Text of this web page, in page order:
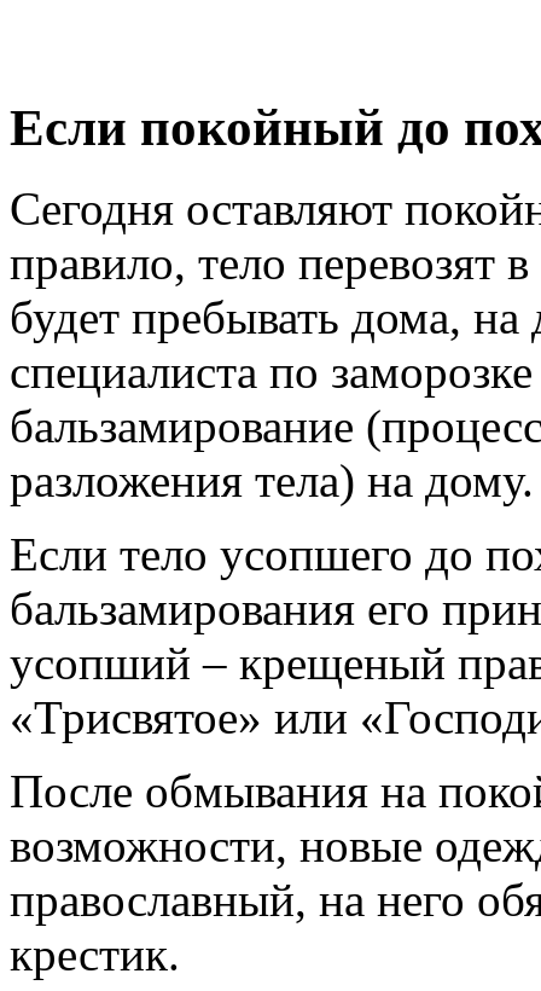
Если покойный до
Сегодня оставляют
правило, тело перевозят
будет пребывать дома,
специалиста по
бальзамирование
разложения тела) на дому.
Если тело усопшего до
бальзамирования его
усопший – крещеный
«Трисвятое» или
После обмывания на
возможности, новые
православный, на него
крестик.